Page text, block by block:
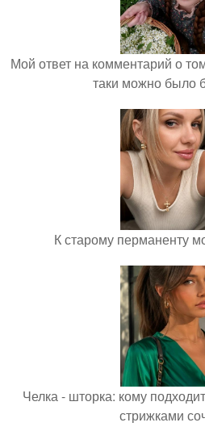
Мой ответ на комментарий о
таки можно было
К старому перманенту
Челка - шторка: кому
стрижками